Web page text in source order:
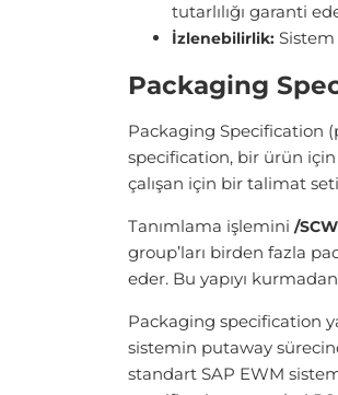
tutarlılığı garanti
İzlenebilirlik:
Packaging
Packaging Specification
specification, bir ürün
çalışan için bir talimat
Tanımlama işlemini /
group’ları birden fazla
eder. Bu yapıyı
Packaging specification
sistemin putaway
standart SAP EWM